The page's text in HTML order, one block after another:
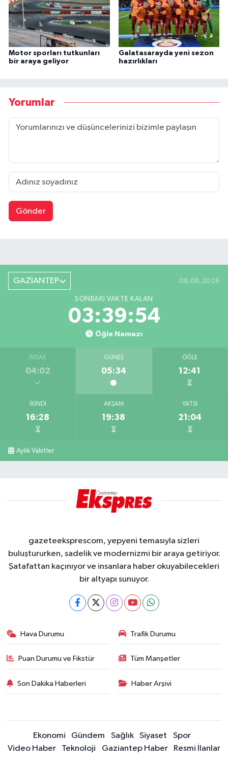
Motor sporları tutkunları
bir araya geliyor
Galatasarayda yeni sezon
hazırlıkları
Yorumlar
Gönder
GAZİANTEP 08.08.2026
SONRAKI VAKTE KALAN
03:39:53
Öğle Namazı
İMSAK
04:02
GÜNEŞ
05:34
ÖĞLE
12:41
İKINDI
16:28
AKŞAM
19:38
YATSI
21:04
Aylık Vakitler
gazeteeksprescom, yepyeni temasıyla sizleri
buluştururken, sadelik ve modernizmi bir araya getiriyor.
Şatafattan kaçınıyor ve insanlara haber okuyabilecekleri
bir altyapı sunuyor.
Hava Durumu Trafik Durumu
Puan Durumu ve Fikstür Tüm Manşetler
Son Dakika Haberleri Haber Arşivi
Ekonomi Gündem Sağlık Siyaset
Spor
Video Haber
Teknoloji Gaziantep Haber Resmi İlanlar